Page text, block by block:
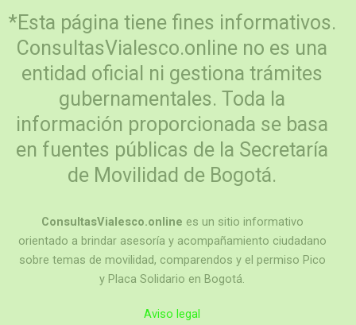
*Esta página tiene fines informativos.
ConsultasVialesco.online no es una
entidad oficial ni gestiona trámites
gubernamentales. Toda la
información proporcionada se basa
en fuentes públicas de la Secretaría
de Movilidad de Bogotá.
ConsultasVialesco.online es un sitio informativo
orientado a brindar asesoría y acompañamiento ciudadano
sobre temas de movilidad, comparendos y el permiso Pico
y Placa Solidario en Bogotá.
Aviso legal